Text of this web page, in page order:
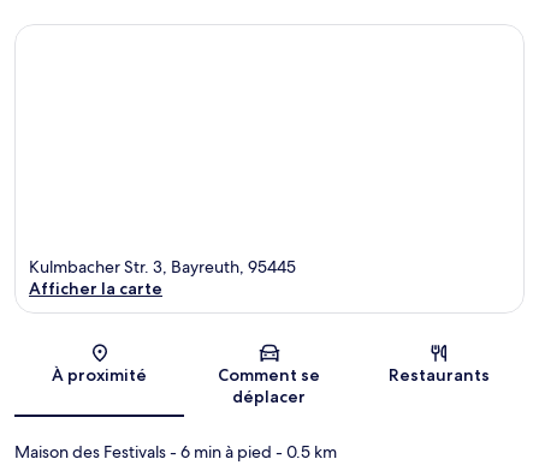
Carte
Kulmbacher Str. 3, Bayreuth, 95445
Afficher la carte
À proximité
Comment se
déplacer
Restaurants
Maison des Festivals- 6 min à pied - 0.5 km